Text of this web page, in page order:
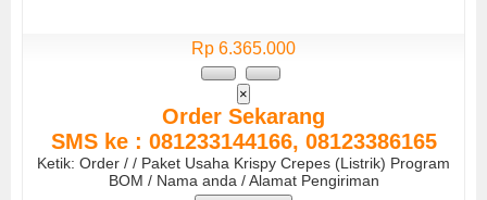
Rp 6.365.000
×
Order Sekarang
SMS ke : 081233144166, 08123386165
Ketik: Order / / Paket Usaha Krispy Crepes (Listrik) Program
BOM / Nama anda / Alamat Pengiriman